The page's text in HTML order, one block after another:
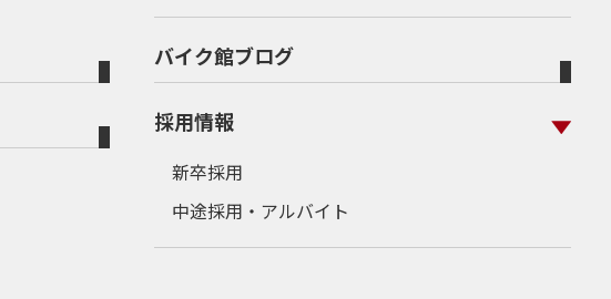
バイク館ブログ
採用情報
新卒採用
中途採用・アルバイト